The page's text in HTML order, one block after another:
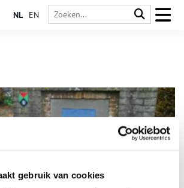
gebruik van cookies
NL EN